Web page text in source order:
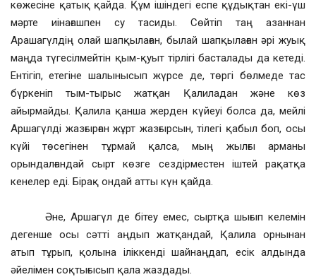
көжесіне қатық қайда. Құм ішіндегі еспе құдықтан екі-үш
мәрте иінағашпен су тасиды. Сөйтіп таң азаннан
Арашагүлдің олай шапқылаған, былай шапқылаған әрі жуық
маңда түгесілмейтін қым-қуыт тірлігі басталады да кетеді.
Ентігіп, етегіне шалынысып жүрсе де, төргі бөлмеде тас
бүркеніп тым-тырыс жатқан Қалиладан және көз
айырмайды. Қалила қанша жерден күйеуі болса да, мейлі
Аршагүлді жазғырған жұрт жазғырсын, тілегі қабыл боп, осы
күйі төсегінен тұрмай қалса, мың жылғы арманы
орындалғандай сырт көзге сездірместен іштей рақатқа
кенелер еді. Бірақ ондай атты күн қайда.
Әне, Аршагүл де бітеу емес, сыртқа шығып келемін
дегенше осы сәтті аңдып жатқандай, Қалила орнынан
атып тұрып, қолына іліккенді шайнаңдап, есік алдында
әйелімен соқтығысып қала жаздады.